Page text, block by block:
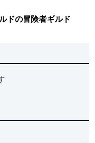
ドの冒険者ギルド